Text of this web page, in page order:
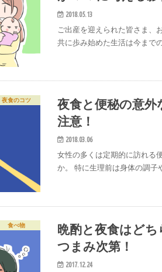
2018.05.13
ご出産を迎えられた皆さま、
共に歩み始めた生活は今まで
夜食のコツ
夜食と便秘の意外
注意！
2018.03.06
女性の多くは定期的に訪れる
か。 特に生理前は身体の調子
食べ物
晩酌と夜食はど
つまみ次第！
2017.12.24